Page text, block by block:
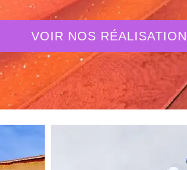
VOIR NOS